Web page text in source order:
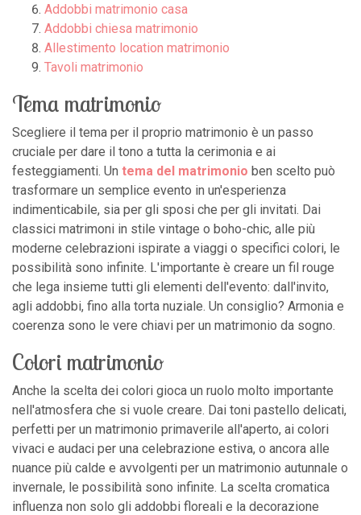
Addobbi matrimonio casa
Addobbi chiesa matrimonio
Allestimento location matrimonio
Tavoli matrimonio
Tema matrimonio
Scegliere il tema per il proprio matrimonio è un passo
cruciale per dare il tono a tutta la cerimonia e ai
festeggiamenti. Un tema del matrimonio ben scelto può
trasformare un semplice evento in un'esperienza
indimenticabile, sia per gli sposi che per gli invitati. Dai
classici matrimoni in stile vintage o boho-chic, alle più
moderne celebrazioni ispirate a viaggi o specifici colori, le
possibilità sono infinite. L'importante è creare un fil rouge
che lega insieme tutti gli elementi dell'evento: dall'invito,
agli addobbi, fino alla torta nuziale. Un consiglio? Armonia e
coerenza sono le vere chiavi per un matrimonio da sogno.
Colori matrimonio
Anche la scelta dei colori gioca un ruolo molto importante
nell'atmosfera che si vuole creare. Dai toni pastello delicati,
perfetti per un matrimonio primaverile all'aperto, ai colori
vivaci e audaci per una celebrazione estiva, o ancora alle
nuance più calde e avvolgenti per un matrimonio autunnale o
invernale, le possibilità sono infinite. La scelta cromatica
influenza non solo gli addobbi floreali e la decorazione